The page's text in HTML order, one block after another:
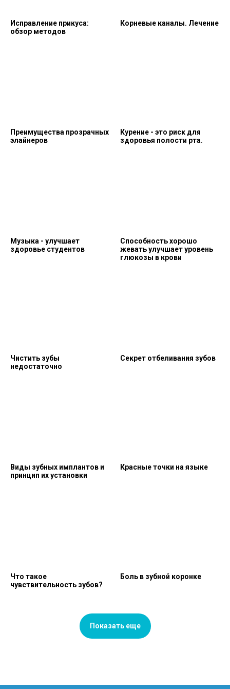
Исправление прикуса:
обзор методов
Корневые каналы. Лечение
Преимущества прозрачных
элайнеров
Курение - это риск для
здоровья полости рта.
Музыка - улучшает
здоровье студентов
Способность хорошо
жевать улучшает уровень
глюкозы в крови
Чистить зубы
недостаточно
Секрет отбеливания зубов
Виды зубных имплантов и
принцип их установки
Красные точки на языке
Что такое
чувствительность зубов?
Боль в зубной коронке
Показать еще